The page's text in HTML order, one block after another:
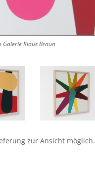
Klaus Braun
1551
zur Ansicht möglich.